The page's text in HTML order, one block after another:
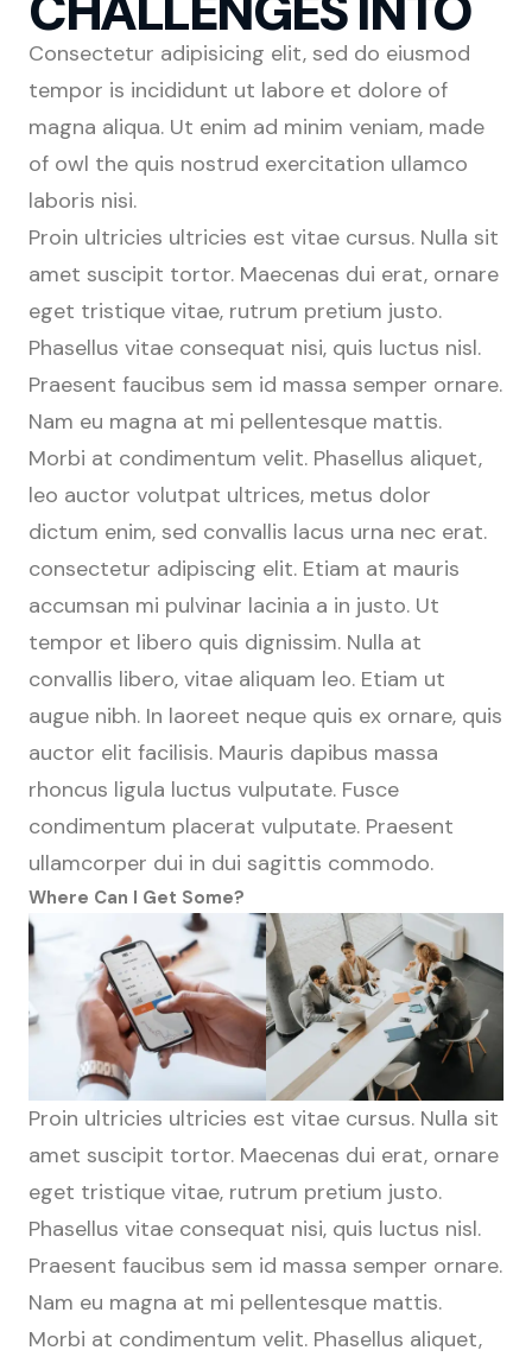
Consectetur adipisicing elit, sed do eiusmod
tempor is incididunt ut labore et dolore of
magna aliqua. Ut enim ad minim veniam, made
of owl the quis nostrud exercitation ullamco
laboris nisi.
Proin ultricies ultricies est vitae cursus. Nulla sit
amet suscipit tortor. Maecenas dui erat, ornare
eget tristique vitae, rutrum pretium justo.
Phasellus vitae consequat nisi, quis luctus nisl.
Praesent faucibus sem id massa semper ornare.
Nam eu magna at mi pellentesque mattis.
Morbi at condimentum velit. Phasellus aliquet,
leo auctor volutpat ultrices, metus dolor
dictum enim, sed convallis lacus urna nec erat.
consectetur adipiscing elit. Etiam at mauris
accumsan mi pulvinar lacinia a in justo. Ut
tempor et libero quis dignissim. Nulla at
convallis libero, vitae aliquam leo. Etiam ut
augue nibh. In laoreet neque quis ex ornare, quis
auctor elit facilisis. Mauris dapibus massa
rhoncus ligula luctus vulputate. Fusce
condimentum placerat vulputate. Praesent
ullamcorper dui in dui sagittis commodo.
Where Can I Get Some?
Proin ultricies ultricies est vitae cursus. Nulla sit
amet suscipit tortor. Maecenas dui erat, ornare
eget tristique vitae, rutrum pretium justo.
Phasellus vitae consequat nisi, quis luctus nisl.
Praesent faucibus sem id massa semper ornare.
Nam eu magna at mi pellentesque mattis.
Morbi at condimentum velit. Phasellus aliquet,